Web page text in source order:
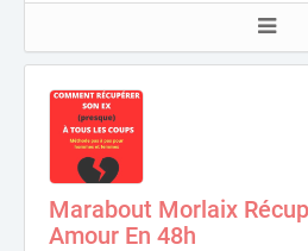
Marabout Morlaix
Amour En 48h